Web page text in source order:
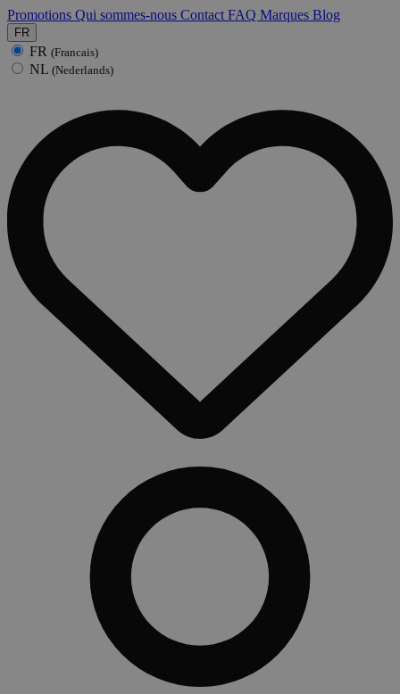
Promotions Qui sommes-nous Contact FAQ Marques Blog
FR
FR (Francais)
NL (Nederlands)